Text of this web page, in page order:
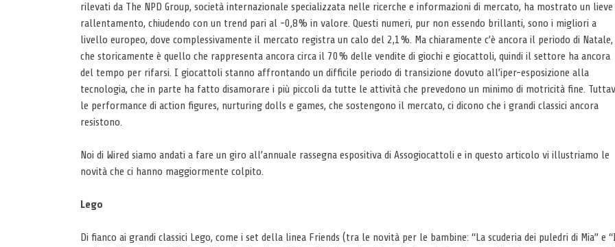
rilevati da The NPD Group, società internazionale specializzata nelle ricerche e informazioni di mercato, ha mostrato un lieve
rallentamento, chiudendo con un trend pari al -0,8% in valore. Questi numeri, pur non essendo brillanti, sono i migliori a
livello europeo, dove complessivamente il mercato registra un calo del 2,1%. Ma chiaramente c’è ancora il periodo di Natale,
che storicamente è quello che rappresenta ancora circa il 70% delle vendite di giochi e giocattoli, quindi il settore ha ancora
del tempo per rifarsi. I giocattoli stanno affrontando un difficile periodo di transizione dovuto all’iper-esposizione alla
tecnologia, che in parte ha fatto disamorare i più piccoli da tutte le attività che prevedono un minimo di motricità fine.
le performance di action figures, nurturing dolls e games, che sostengono il mercato, ci dicono che i grandi classici ancora
resistono.
Noi di Wired siamo andati a fare un giro all’annuale rassegna espositiva di Assogiocattoli e in questo articolo vi illustriamo le
novità che ci hanno maggiormente colpito.
Lego
Di fianco ai grandi classici Lego, come i set della linea Friends (tra le novità per le bambine: “La scuderia dei puledri di Mia” e